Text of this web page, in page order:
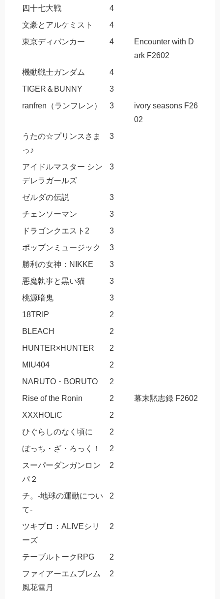
四十七大戦
4
文豪とアルケミスト
4
東京ディバンカー
4
Encounter with D
ark F2602
機動戦士ガンダム
4
TIGER＆BUNNY
3
ranfren（ランフレン）
3
ivory seasons F26
02
うたの☆プリンスさま
っ♪
3
アイドルマスター シン
デレラガールズ
3
ゼルダの伝説
3
チェンソーマン
3
ドラゴンクエスト2
3
ポップンミュージック
3
勝利の女神：NIKKE
3
悪魔執事と黒い猫
3
桃源暗鬼
3
18TRIP
2
BLEACH
2
HUNTER×HUNTER
2
MIU404
2
NARUTO・BORUTO
2
Rise of the Ronin
2
幕末黙志録 F2602
XXXHOLiC
2
ひぐらしのなく頃に
2
ぼっち・ざ・ろっく！
2
スーパーダンガンロン
パ２
2
チ。-地球の運動につい
て-
2
ツキプロ：ALIVEシリ
ーズ
2
テーブルトークRPG
2
ファイアーエムブレム
風花雪月
2